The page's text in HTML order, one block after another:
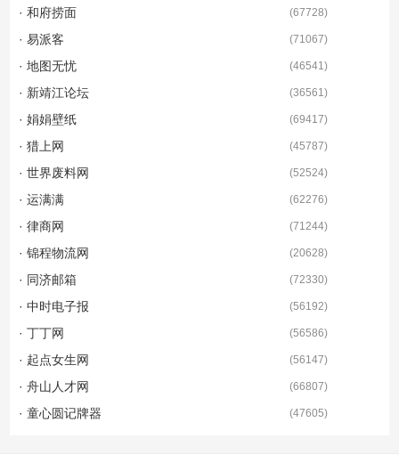
· 和府捞面 (67728)
· 易派客 (71067)
· 地图无忧 (46541)
· 新靖江论坛 (36561)
· 娟娟壁纸 (69417)
· 猎上网 (45787)
· 世界废料网 (52524)
· 运满满 (62276)
· 律商网 (71244)
· 锦程物流网 (20628)
· 同济邮箱 (72330)
· 中时电子报 (56192)
· 丁丁网 (56586)
· 起点女生网 (56147)
· 舟山人才网 (66807)
· 童心圆记牌器 (47605)